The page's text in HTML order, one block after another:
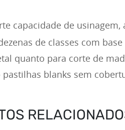
capacidade de usinagem,
de classes com
quanto para corte de
pastilhas blanks sem